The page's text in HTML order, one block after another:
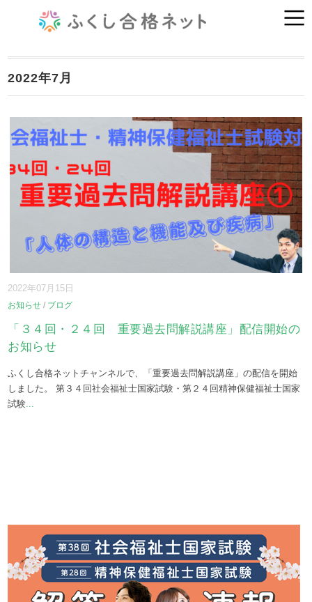
2022年7月
2022年07月15日
お知らせ / ブログ
「３４回・２４回 重要過去問解説講座」配信開始の
お知らせ
ふくし合格ネットチャンネルで、「重要過去問解説講座」の配信を開始
しました。 第３４回社会福祉士国家試験・第２４回精神保健福祉士国家
試験...